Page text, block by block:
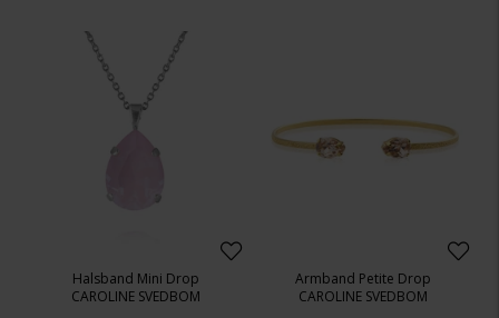
Halsband Mini Drop
CAROLINE SVEDBOM
Armband Petite Drop
CAROLINE SVEDBOM